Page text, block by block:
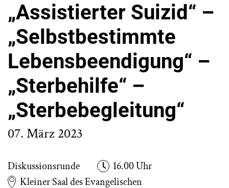
„Assistierter Suizid“ –
„Selbstbestimmte
Lebensbeendigung“ –
„Sterbehilfe“ –
„Sterbebegleitung“
07. März 2023
Diskussionsrunde
16.00 Uhr
Kleiner Saal des Evangelischen